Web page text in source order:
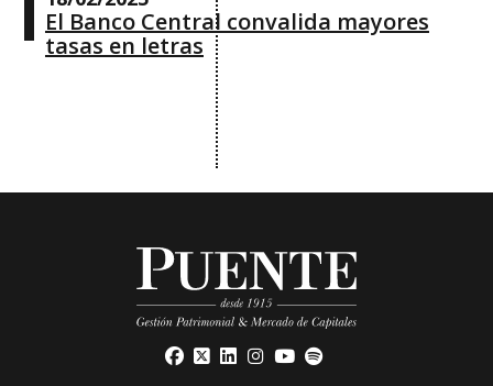
El Banco Central convalida mayores
tasas en letras